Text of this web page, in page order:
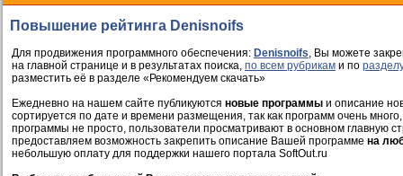
Повышение рейтинга Denisnoifs
Для продвижения программного обеспечения: Denisnoifs, Вы можете
на главной странице и в результатах поиска, по всем рубрикам и по
разместить её в разделе «Рекомендуем скачать»
Ежедневно на нашем сайте публикуются новые программы и описание
сортируется по дате и времени размещения, так как программ очень
программы не просто, пользователи просматривают в основном главную
предоставляем возможность закрепить описание Вашей программе на
небольшую оплату для поддержки нашего портала SoftOut.ru